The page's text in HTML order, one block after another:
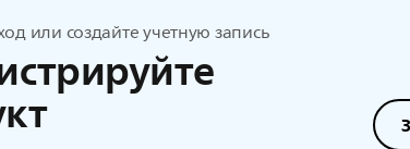
или создайте учетную запись